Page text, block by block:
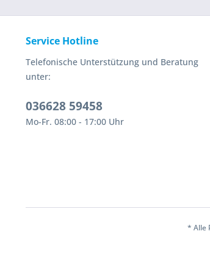
Service Hotline
Telefonische Unterstützung und Beratung
unter:
036628 59458
Mo-Fr. 08:00 - 17:00 Uhr
* Alle